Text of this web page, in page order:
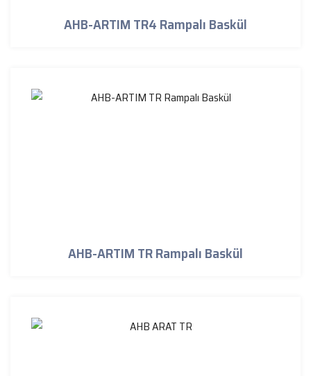
AHB-ARTIM TR4 Rampalı Baskül
AHB-ARTIM TR Rampalı Baskül